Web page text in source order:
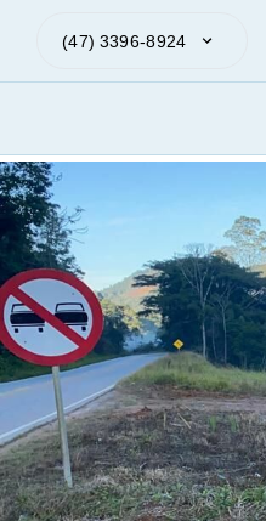
(47) 3396-8924